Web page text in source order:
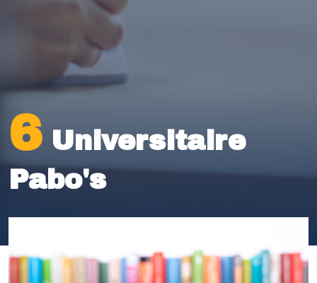
6Universitaire
Pabo's